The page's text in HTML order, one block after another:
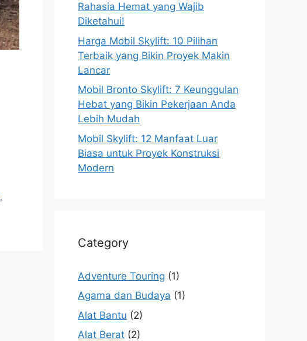
,
Rahasia Hemat yang Wajib
Diketahui!
Harga Mobil Skylift: 10 Pilihan
Terbaik yang Bikin Proyek Makin
Lancar
Mobil Bronto Skylift: 7 Keunggulan
Hebat yang Bikin Pekerjaan Anda
Lebih Mudah
Mobil Skylift: 12 Manfaat Luar
Biasa untuk Proyek Konstruksi
Modern
Category
Adventure Touring (1)
Agama dan Budaya (1)
Alat Bantu (2)
Alat Berat (2)